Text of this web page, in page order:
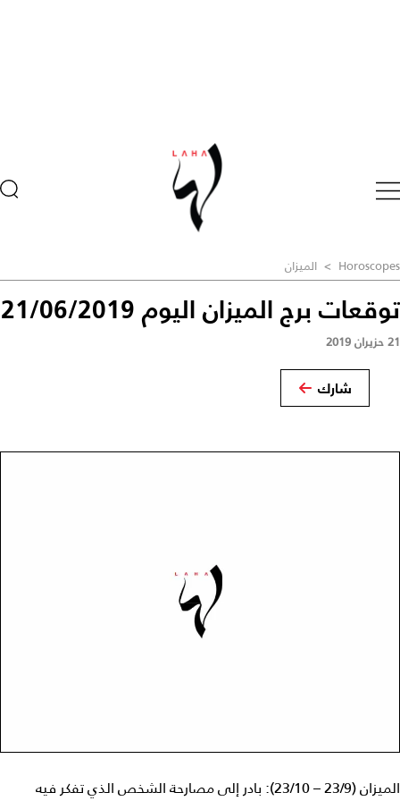
Horoscopes
> الميزان
توقعات برج الميزان اليوم 21/06/2019
21 حزيران 2019
شارك
الميزان (23/9 – 23/10): بادر إلى مصارحة الشخص الذي تفكر فيه